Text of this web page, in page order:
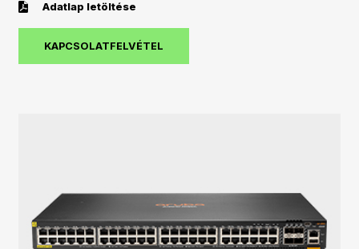
Adatlap letöltése
KAPCSOLATFELVÉTEL